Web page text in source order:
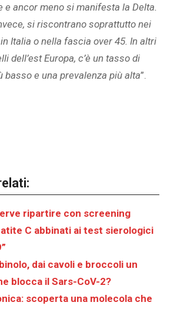
e ancor meno si manifesta la Delta.
si riscontrano soprattutto nei
Italia o nella fascia over 45. In altri
dell’est Europa, c’è un tasso di
basso e una prevalenza più alta”.
ripartire con screening
C abbinati ai test sierologici
dai cavoli e broccoli un
blocca il Sars-CoV-2?
scoperta una molecola che